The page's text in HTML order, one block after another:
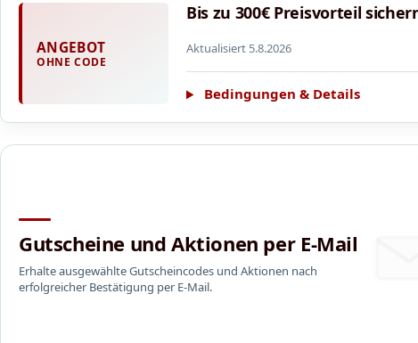
ANGEBOT
OHNE CODE
Bis zu 300€ Preisvorteil
Aktualisiert 5.8.2026
Bedingungen & Details
Gutscheine und Aktionen per E-Mail
Erhalte ausgewählte Gutscheincodes und Aktionen nach
erfolgreicher Bestätigung per E-Mail.